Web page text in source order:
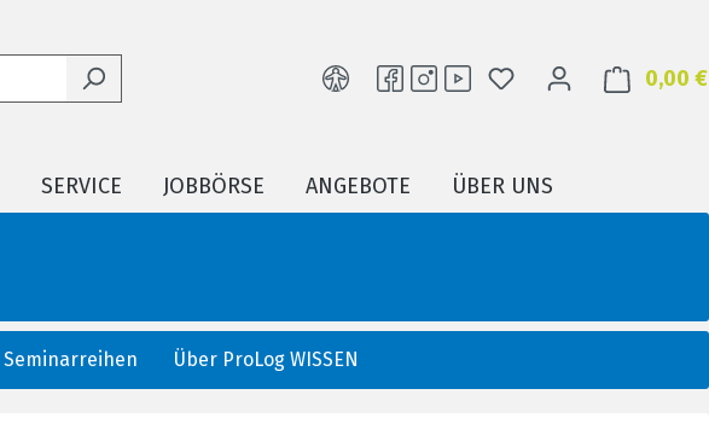
DU HAST 0 0,00 €
SERVICE JOBBÖRSE ANGEBOTE ÜBER UNS
Seminarreihen Über ProLog WISSEN